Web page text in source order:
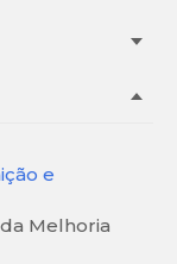
e
Melhoria